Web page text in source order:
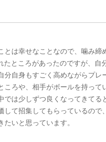
とは幸せなことなので、噛み締
ところがあったのですが、自
自身もすごく高めながらプレ
ろや、相手がボールを持って
は少しずつ良くなってきてる
て招集してもらっているので
いと思っています。